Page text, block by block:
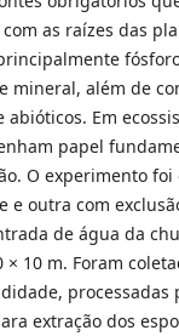
as raízes das
mineral, além de
Em
papel
O experimento
e outra com
de água da
10 m. Foram
processadas
extração dos